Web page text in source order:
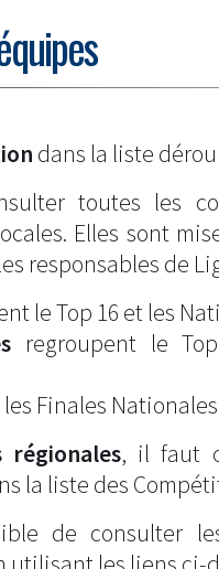
dans la liste
toutes les
Elles sont
responsables de
le Top 16 et les
regroupent le
Finales
régionales, il faut
la liste des
de consulter